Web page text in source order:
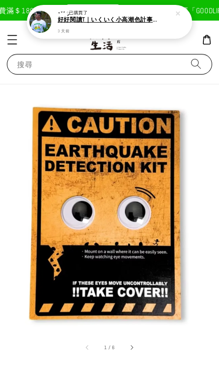
＄1800免運費 現在去購物！ 首次註冊輸入折扣碼「
搜尋
1 /6
⋆** ༘已購買了
好好閱讀T｜いくいく小高潮色計事務所X好好生活書店聯名款
3 天前